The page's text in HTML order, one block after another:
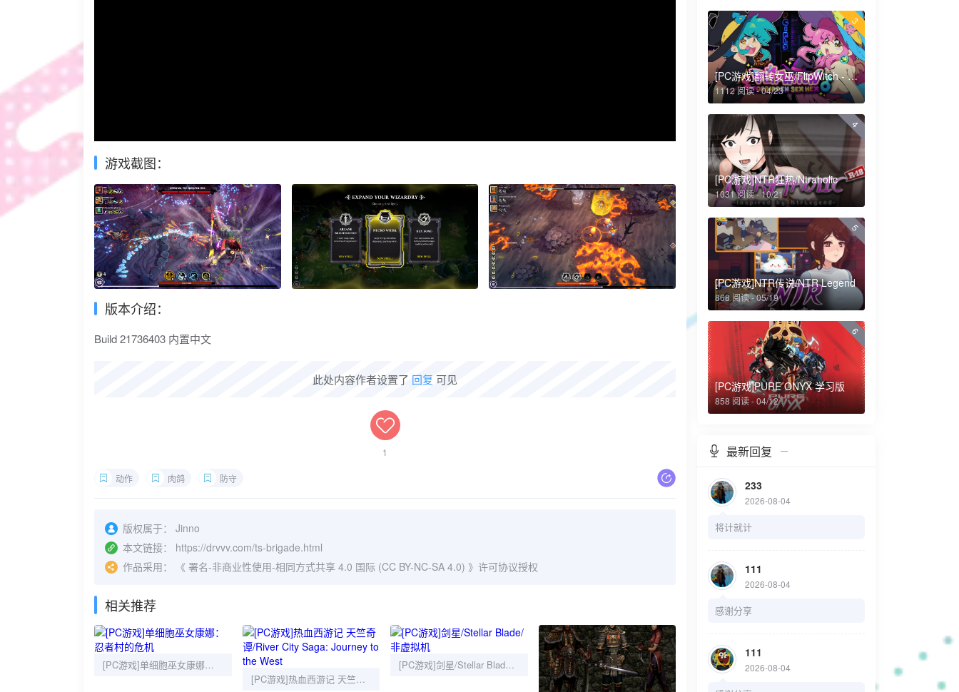
游戏截图：
版本介绍：
Build 21736403 内置中文
此处内容作者设置了 回复 可见
1
动作 肉鸽 防守
版权属于：
Jinno
本文链接：
https://drvvv.com/ts-brigade.html
作品采用：
《 署名-非商业性使用-相同方式共享 4.0 国际 (CC BY-NC-SA 4.0) 》许可协议授权
相关推荐
[PC游戏]单细胞巫女康娜：忍者村的危机
[PC游戏]热血西游记 天竺奇谭/River City Saga: Journey to the West
[PC游戏]剑星/Stellar Blade/非虚拟机
3
[PC游戏]翻转女巫/FlipWitch - Forbidden Sex Hex
1112 阅读 - 04/23
4
[PC游戏]NTR狂热/Ntraholic
1031 阅读 - 10/21
5
[PC游戏]NTR传说/NTR Legend
868 阅读 - 05/19
6
[PC游戏]PURE ONYX 学习版
858 阅读 - 04/12
最新回复
233
2026-08-04
将计就计
111
2026-08-04
感谢分享
111
2026-08-04